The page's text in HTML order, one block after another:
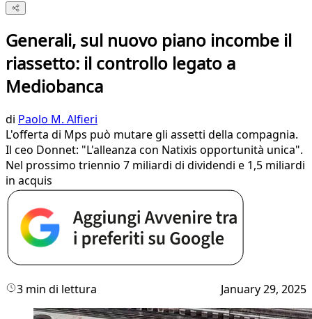
Generali, sul nuovo piano incombe il
riassetto: il controllo legato a
Mediobanca
di Paolo M. Alfieri
L'offerta di Mps può mutare gli assetti della compagnia.
Il ceo Donnet: "L'alleanza con Natixis opportunità unica".
Nel prossimo triennio 7 miliardi di dividendi e 1,5 miliardi
in acquis
3 min di lettura January 29, 2025